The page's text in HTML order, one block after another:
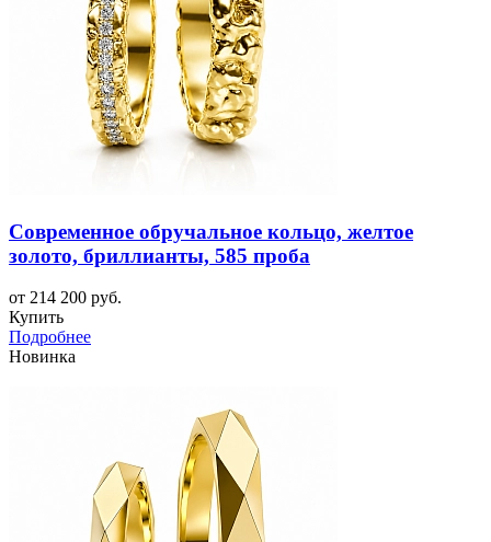
Современное обручальное кольцо, желтое
золото, бриллианты, 585 проба
от 214 200 руб.
Купить
Подробнее
Новинка